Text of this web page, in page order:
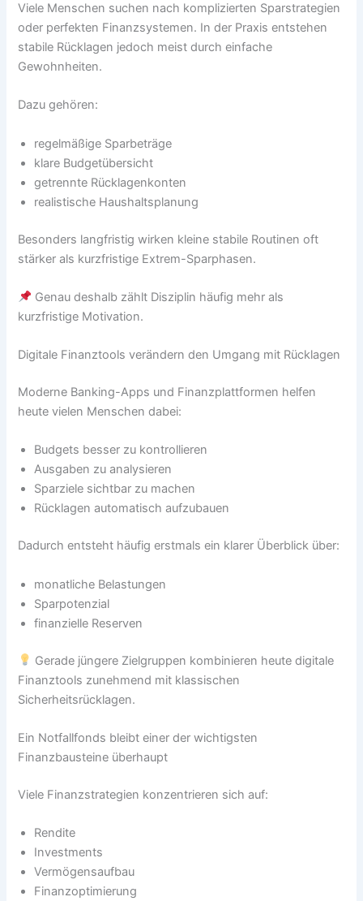
Viele Menschen suchen nach komplizierten Sparstrategien
oder perfekten Finanzsystemen. In der Praxis entstehen
stabile Rücklagen jedoch meist durch einfache
Gewohnheiten.
Dazu gehören:
regelmäßige Sparbeträge
klare Budgetübersicht
getrennte Rücklagenkonten
realistische Haushaltsplanung
Besonders langfristig wirken kleine stabile Routinen oft
stärker als kurzfristige Extrem-Sparphasen.
Genau deshalb zählt Disziplin häufig mehr als
kurzfristige Motivation.
Digitale Finanztools verändern den Umgang mit Rücklagen
Moderne Banking-Apps und Finanzplattformen helfen
heute vielen Menschen dabei:
Budgets besser zu kontrollieren
Ausgaben zu analysieren
Sparziele sichtbar zu machen
Rücklagen automatisch aufzubauen
Dadurch entsteht häufig erstmals ein klarer Überblick über:
monatliche Belastungen
Sparpotenzial
finanzielle Reserven
Gerade jüngere Zielgruppen kombinieren heute digitale
Finanztools zunehmend mit klassischen
Sicherheitsrücklagen.
Ein Notfallfonds bleibt einer der wichtigsten
Finanzbausteine überhaupt
Viele Finanzstrategien konzentrieren sich auf:
Rendite
Investments
Vermögensaufbau
Finanzoptimierung